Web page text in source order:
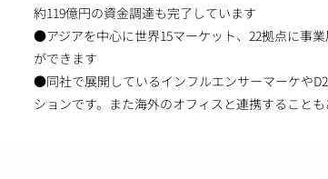
約119億円の資金調達も完了しています
●アジアを中心に世界15マーケット、22拠点に事
ができます
●同社で展開しているインフルエンサーマーケや
ションです。また海外のオフィスと連携すること